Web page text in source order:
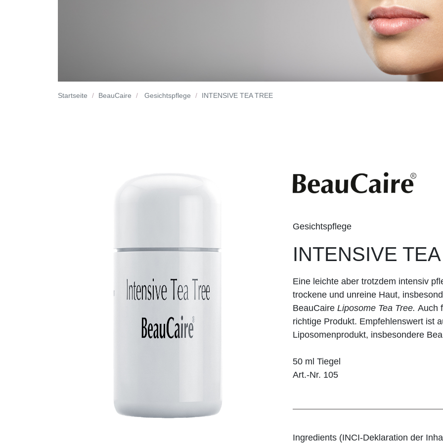
Startseite BeauCaire Gesichtspflege INTENSIVE TEA TREE
Gesichtspflege
INTENSIVE
Eine leichte aber trotzdem intensiv
trockene und unreine Haut,
BeauCaire Liposome Tea Tree. Auch
richtige Produkt. Empfehlenswert ist
Liposomenprodukt, insbesondere
50 ml Tiegel
Art.-Nr. 105
Ingredients (INCI-Deklaration der